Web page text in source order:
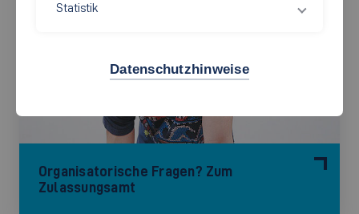
Organisatorische Fragen? Zum
Zulassungsamt
Statistik
Datenschutzhinweise